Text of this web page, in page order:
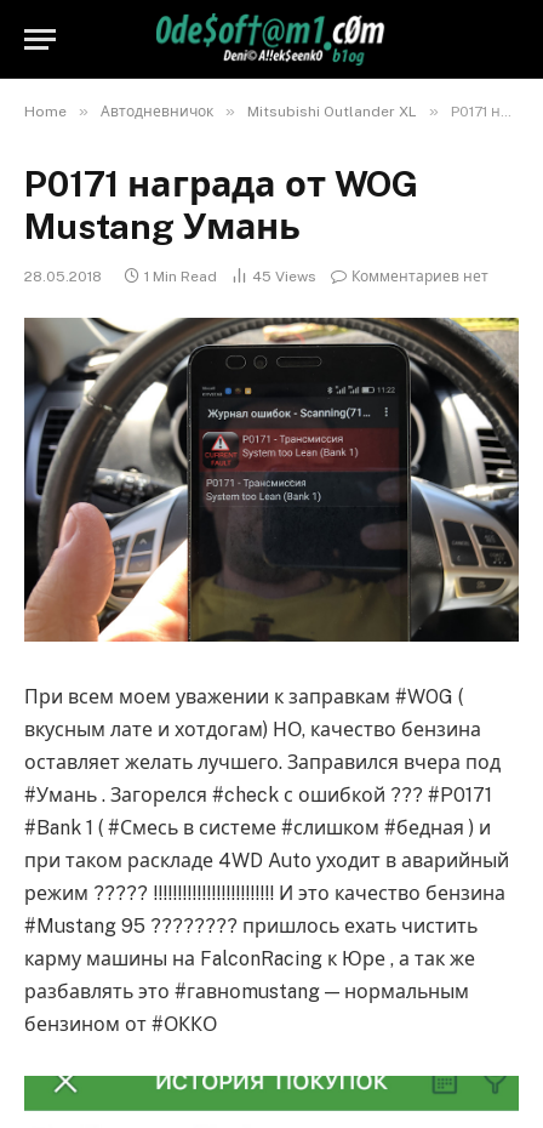
Home » Автодневничок » Mitsubishi Outlander XL » P0171 награда от WOG Mustang Умань
P0171 награда от WOG
Mustang Умань
28.05.2018 1 Min Read 45 Views Комментариев нет
При всем моем уважении к заправкам #WOG (
вкусным лате и хотдогам) НО, качество бензина
оставляет желать лучшего. Заправился вчера под
#Умань . Загорелся #check с ошибкой ??? #P0171
#Bank 1 ( #Смесь в системе #слишком #бедная ) и
при таком раскладе 4WD Auto уходит в аварийный
режим ????? !!!!!!!!!!!!!!!!!!!!!!!!! И это качество бензина
#Mustang 95 ???????? пришлось ехать чистить
карму машины на FalconRacing к Юре , а так же
разбавлять это #гавноmustang — нормальным
бензином от #ОККО